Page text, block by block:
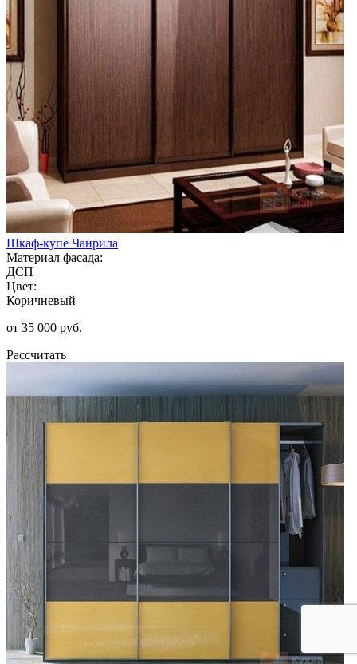
Шкаф-купе Чанрила
Материал фасада:
ДСП
Цвет:
Коричневый
от 35 000 руб.
Рассчитать